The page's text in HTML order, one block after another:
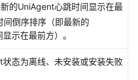
的UniAgent心跳时间显示在最
间倒序排序（即最新的
示在最前方）。
态为离线、未安装或安装失败